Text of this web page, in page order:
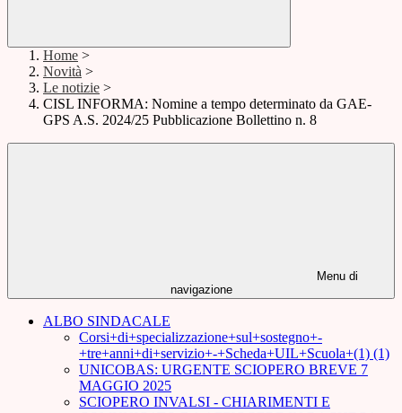
Home >
Novità >
Le notizie >
CISL INFORMA: Nomine a tempo determinato da GAE-
GPS A.S. 2024/25 Pubblicazione Bollettino n. 8
Menu di
navigazione
ALBO SINDACALE
Corsi+di+specializzazione+sul+sostegno+-
+tre+anni+di+servizio+-+Scheda+UIL+Scuola+(1) (1)
UNICOBAS: URGENTE SCIOPERO BREVE 7
MAGGIO 2025
SCIOPERO INVALSI - CHIARIMENTI E